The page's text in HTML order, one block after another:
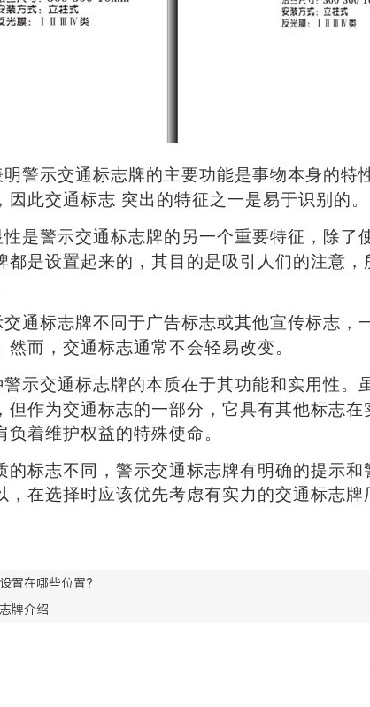
警示交通标志牌的主要功能是事物本身的特
因此交通标志 突出的特征之一是易于识别的。
是警示交通标志牌的另一个重要特征，除了
都是设置起来的，其目的是吸引人们的注意
交通标志牌不同于广告标志或其他宣传标志，
而，交通标志通常不会轻易改变。
警示交通标志牌的本质在于其功能和实用性。
但作为交通标志的一部分，它具有其他标志
着维护权益的特殊使命。
标志不同， 警示交通标志牌有明确的提示和
， 在选择时应该优先考虑有实力的交通标志牌
置在哪些位置?
牌介绍